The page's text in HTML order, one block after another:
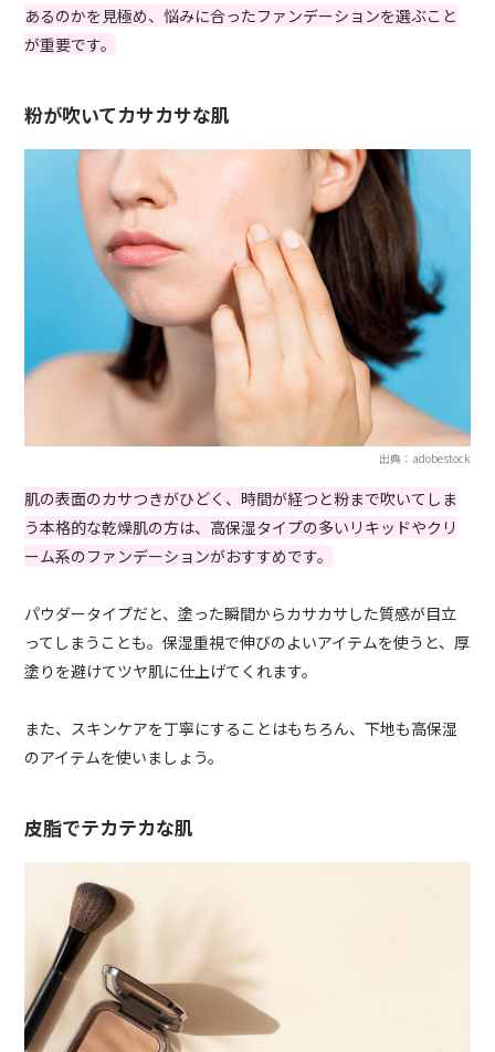
あるのかを見極め、悩みに合ったファンデーションを選ぶこと
が重要です。
粉が吹いてカサカサな肌
出典：adobestock
肌の表面のカサつきがひどく、時間が経つと粉まで吹いてしま
う本格的な乾燥肌の方は、高保湿タイプの多いリキッドやクリ
ーム系のファンデーションがおすすめです。
パウダータイプだと、塗った瞬間からカサカサした質感が目立
ってしまうことも。保湿重視で伸びのよいアイテムを使うと、厚
塗りを避けてツヤ肌に仕上げてくれます。
また、スキンケアを丁寧にすることはもちろん、下地も高保湿
のアイテムを使いましょう。
皮脂でテカテカな肌